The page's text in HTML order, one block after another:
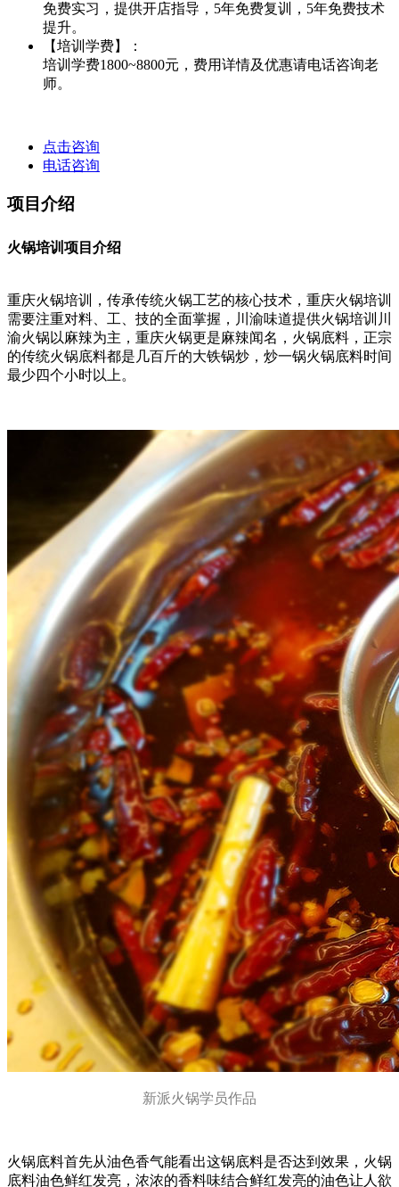
免费实习，提供开店指导，5年免费复训，5年免费技术
提升。
【培训学费】：
培训学费1800~8800元，费用详情及优惠请电话咨询老
师。
点击咨询
电话咨询
项目介绍
火锅培训项目介绍
重庆火锅培训，传承传统火锅工艺的核心技术，重庆火锅培训
需要注重对料、工、技的全面掌握，川渝味道提供火锅培训川
渝火锅以麻辣为主，重庆火锅更是麻辣闻名，火锅底料，正宗
的传统火锅底料都是几百斤的大铁锅炒，炒一锅火锅底料时间
最少四个小时以上。
新派火锅学员作品
火锅底料首先从油色香气能看出这锅底料是否达到效果，火锅
底料油色鲜红发亮，浓浓的香料味结合鲜红发亮的油色让人欲